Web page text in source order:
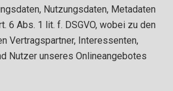
Nutzungsdaten, Metadaten
6 Abs. 1 lit. f. DSGVO, wobei zu den
Vertragspartner, Interessenten,
Nutzer unseres Onlineangebotes